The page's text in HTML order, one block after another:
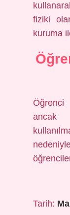
fiziki
kuruma
ancak
Tarih: